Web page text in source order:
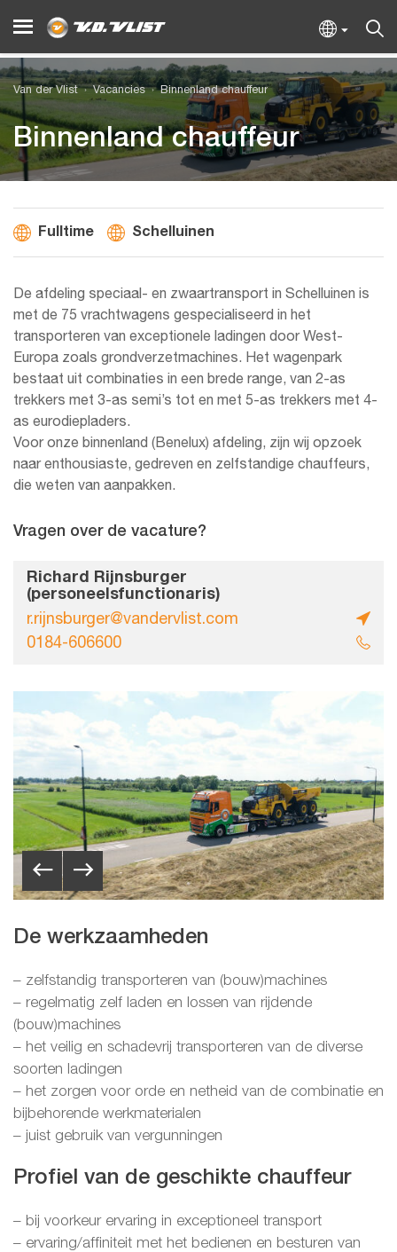
Van der Vlist Vacancies Binnenland chauffeur
Binnenland chauffeur
Fulltime Schelluinen
De afdeling speciaal- en zwaartransport in Schelluinen is
met de 75 vrachtwagens gespecialiseerd in het
transporteren van exceptionele ladingen door West-
Europa zoals grondverzetmachines. Het wagenpark
bestaat uit combinaties in een brede range, van 2-as
trekkers met 3-as semi’s tot en met 5-as trekkers met 4-
as eurodiepladers.
Voor onze binnenland (Benelux) afdeling, zijn wij opzoek
naar enthousiaste, gedreven en zelfstandige chauffeurs,
die weten van aanpakken.
Vragen over de vacature?
Richard Rijnsburger
(personeelsfunctionaris)
r.rijnsburger@vandervlist.com
0184-606600
De werkzaamheden
– zelfstandig transporteren van (bouw)machines
– regelmatig zelf laden en lossen van rijdende
(bouw)machines
– het veilig en schadevrij transporteren van de diverse
soorten ladingen
– het zorgen voor orde en netheid van de combinatie en
bijbehorende werkmaterialen
– juist gebruik van vergunningen
Profiel van de geschikte chauffeur
– bij voorkeur ervaring in exceptioneel transport
– ervaring/affiniteit met het bedienen en besturen van